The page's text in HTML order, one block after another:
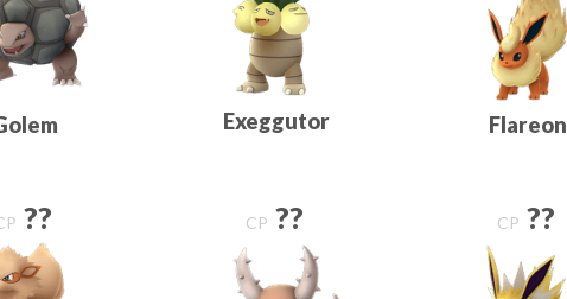
Exeggutor Flareon
?? CP ?? CP ??